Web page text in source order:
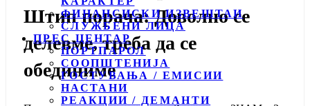
ФИНАНСИСКИ ИЗВЕШТАИ
СЛУЖБЕНИ ЛИЦА
ПРЕС ЦЕНТАР
ПОРТПАРОЛ
СООПШТЕНИЈА
ГОСТУВАЊА / ЕМИСИИ
НАСТАНИ
РЕАКЦИИ / ДЕМАНТИ
Штип порача: Доволно се
делевме, треба да се
обединиме